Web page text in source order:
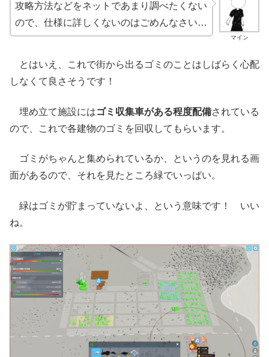
マイン
攻略方法などをネットであまり調べたくない
ので、仕様に詳しくないのはごめんなさい…
とはいえ、これで街から出るゴミのことはしばらく心配
しなくて良さそうです！
埋め立て施設にはゴミ収集車がある程度配備されている
ので、これで各建物のゴミを回収してもらいます。
ゴミがちゃんと集められているか、というのを見れる画
面があるので、それを見たところ緑でいっぱい。
緑はゴミが貯まっていないよ、という意味です！ いい
ね。